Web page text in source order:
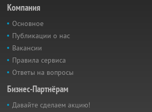
Компания
Основное
Публикации о нас
Вакансии
Правила сервиса
Ответы на вопросы
Бизнес-Партнёрам
Давайте сделаем акцию!